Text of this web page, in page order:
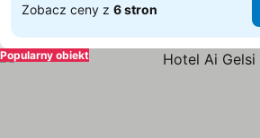
Zobacz ceny z 6 stron
Popularny obiekt